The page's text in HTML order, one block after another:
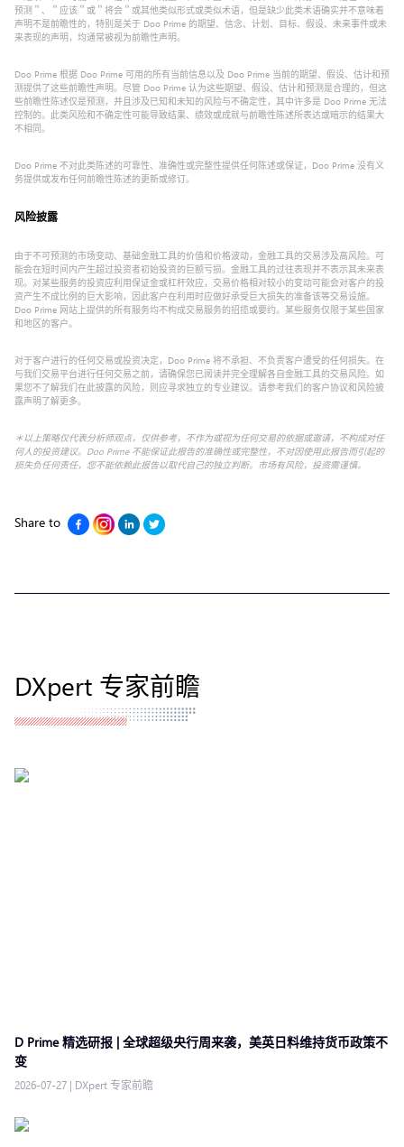
预测＂、＂应该＂或＂将会＂或其他类似形式或类似术语，但是缺少此类术语确实并不意味着
声明不是前瞻性的，特别是关于 Doo Prime 的期望、信念、计划、目标、假设、未来事件或未
来表现的声明，均通常被视为前瞻性声明。
Doo Prime 根据 Doo Prime 可用的所有当前信息以及 Doo Prime 当前的期望、假设、估计和预
测提供了这些前瞻性声明。尽管 Doo Prime 认为这些期望、假设、估计和预测是合理的，但这
些前瞻性陈述仅是预测，并且涉及已知和未知的风险与不确定性，其中许多是 Doo Prime 无法
控制的。此类风险和不确定性可能导致结果、绩效或成就与前瞻性陈述所表达或暗示的结果大
不相同。
Doo Prime 不对此类陈述的可靠性、准确性或完整性提供任何陈述或保证，Doo Prime 没有义
务提供或发布任何前瞻性陈述的更新或修订。
风险披露
由于不可预测的市场变动、基础金融工具的价值和价格波动，金融工具的交易涉及高风险。可
能会在短时间内产生超过投资者初始投资的巨额亏损。金融工具的过往表现并不表示其未来表
现。对某些服务的投资应利用保证金或杠杆效应，交易价格相对较小的变动可能会对客户的投
资产生不成比例的巨大影响，因此客户在利用时应做好承受巨大损失的准备该等交易设施。
Doo Prime 网站上提供的所有服务均不构成交易服务的招揽或要约。某些服务仅限于某些国家
和地区的客户。
对于客户进行的任何交易或投资决定，Doo Prime 将不承担、不负责客户遭受的任何损失。在
与我们交易平台进行任何交易之前，请确保您已阅读并完全理解各自金融工具的交易风险。如
果您不了解我们在此披露的风险，则应寻求独立的专业建议。请参考我们的客户协议和风险披
露声明了解更多。
＊以上策略仅代表分析师观点，仅供参考，不作为或视为任何交易的依据或邀请，不构成对任
何人的投资建议。Doo Prime 不能保证此报告的准确性或完整性，不对因使用此报告而引起的
损失负任何责任，您不能依赖此报告以取代自己的独立判断。市场有风险，投资需谨慎。
Share to
DXpert 专家前瞻
D Prime 精选研报 | 全球超级央行周来袭，美英日料维持货币政策不
变
2026-07-27 | DXpert 专家前瞻